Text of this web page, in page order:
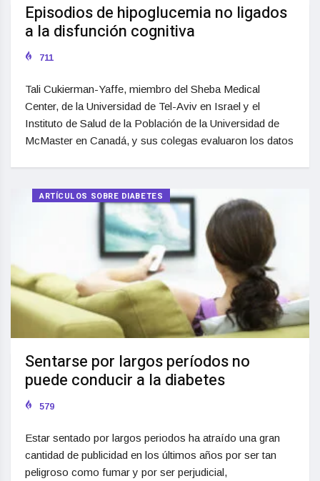
Episodios de hipoglucemia no ligados
a la disfunción cognitiva
711
Tali Cukierman-Yaffe, miembro del Sheba Medical
Center, de la Universidad de Tel-Aviv en Israel y el
Instituto de Salud de la Población de la Universidad de
McMaster en Canadá, y sus colegas evaluaron los datos
ARTÍCULOS SOBRE DIABETES
Sentarse por largos períodos no
puede conducir a la diabetes
579
Estar sentado por largos periodos ha atraído una gran
cantidad de publicidad en los últimos años por ser tan
peligroso como fumar y por ser perjudicial,